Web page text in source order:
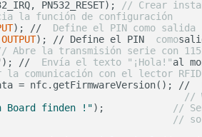
PN532_RESET);
// Crear
la función de configuración
); //
Define el PIN como salida
OUTPUT); // Define el PIN como
Abre la transmisión serie con
// Envía el texto "¡Hola!"al
comunicación con el lector RFID
= nfc.getFirmwareVersion(); //
{
//
Board finden !");
//
// so